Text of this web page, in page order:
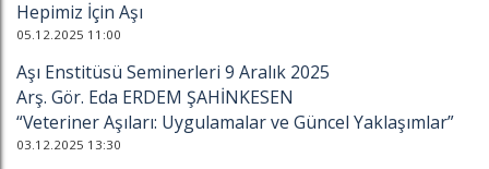
Hepimiz İçin Aşı
05.12.2025 11:00
Aşı Enstitüsü Seminerleri 9 Aralık 2025
Arş. Gör. Eda ERDEM ŞAHİNKESEN
“Veteriner Aşıları: Uygulamalar ve Güncel Yaklaşımlar”
03.12.2025 13:30